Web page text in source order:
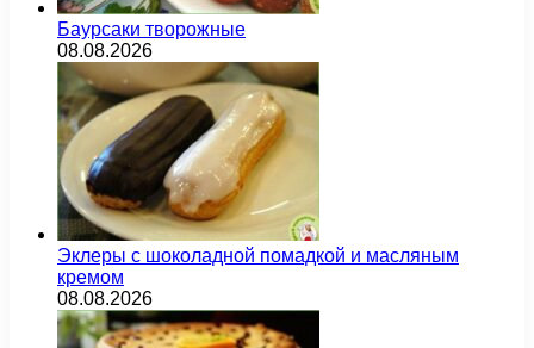
Баурсаки творожные
08.08.2026
Эклеры с шоколадной помадкой и масляным
кремом
08.08.2026